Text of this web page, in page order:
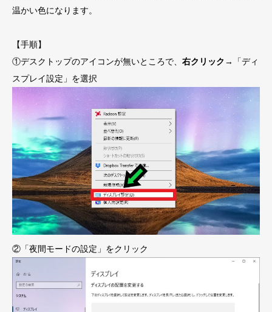
温かい色になります。
【手順】
①デスクトップのアイコンが無いところで、 右クリック →「ディ
スプレイ設定」を選択
②「夜間モードの設定」をクリック